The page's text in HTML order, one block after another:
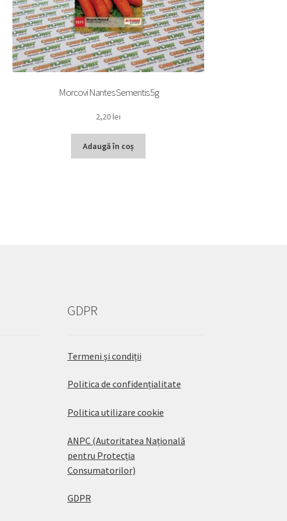
Morcovi Nantes Sementis 5g
2,20lei
Adaugă în coș
GDPR
Termeni și condiții
Politica de confidențialitate
Politica utilizare cookie
ANPC (Autoritatea Națională
pentru Protecția
Consumatorilor)
GDPR